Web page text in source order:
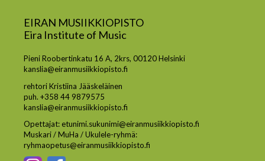
EIRAN MUSIIKKIOPISTO
Eira Institute of Music
Pieni Roobertinkatu 16 A, 2krs, 00120 Helsinki
kanslia@eiranmusiikkiopisto.fi
rehtori Kristiina Jääskeläinen
puh. +358 44 9879575
kanslia@eiranmusiikkiopisto.fi
Opettajat: etunimi.sukunimi@eiranmusiikkiopisto.fi
Muskari / MuHa / Ukulele-ryhmä:
ryhmaopetus@eiranmusiikkiopisto.fi